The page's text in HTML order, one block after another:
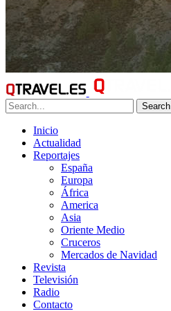
Search
Inicio
Actualidad
Reportajes
España
Europa
África
America
Asia
Oriente Medio
Cruceros
Mercados de Navidad
Revista
Televisión
Radio
Contacto